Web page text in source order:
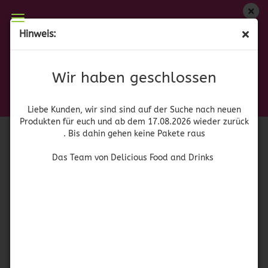
Hinweis:
Wir haben geschlossen
Liebe Kunden, wir sind sind auf der Suche nach neuen
Produkten für euch und ab dem 17.08.2026 wieder zurück
. Bis dahin gehen keine Pakete raus
Das Team von Delicious Food and Drinks
Wir haben geschlossen
zurück. Bis dahin gehen keine Pakete raus
Das Team von Delicious Food and Drinks
41961)